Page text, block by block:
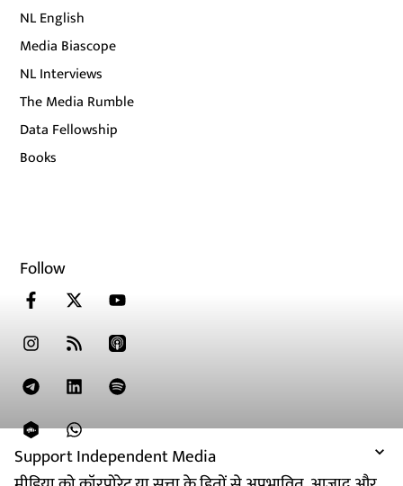
Support Independent Media
NL English
Media Biascope
NL Interviews
The Media Rumble
Data Fellowship
Books
Follow